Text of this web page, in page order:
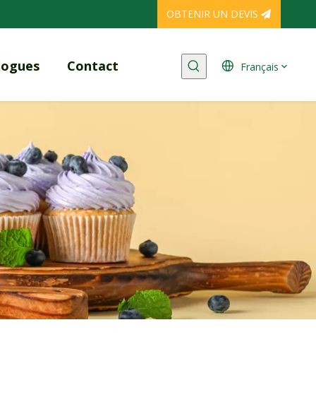
OBTENIR UN DEVIS
Contact Français